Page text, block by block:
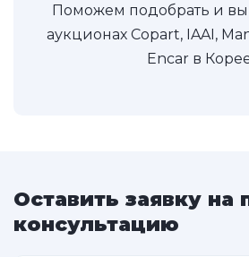
Поможем подобрать и
аукционах Copart, IAAI,
Encar в
Оставить заявку на
консультацию